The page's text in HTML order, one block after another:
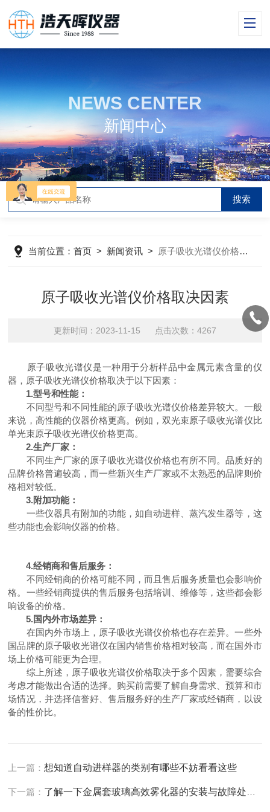
NEWS CENTER
新闻中心
当前位置：首页 > 新闻资讯 > 原子吸收光谱仪价格取决因素
原子吸收光谱仪价格取决因素
更新时间：2023-11-15 点击次数：4267
原子吸收光谱仪是一种用于分析样品中金属元素含量的仪
器，原子吸收光谱仪价格取决于以下因素：
1.型号和性能：
不同型号和不同性能的原子吸收光谱仪价格差异较大。一般
来说，高性能的仪器价格更高。例如，双光束原子吸收光谱仪比
单光束原子吸收光谱仪价格更高。
2.生产厂家：
不同生产厂家的原子吸收光谱仪价格也有所不同。品质好的
品牌价格普遍较高，而一些新兴生产厂家或不太熟悉的品牌则价
格相对较低。
3.附加功能：
一些仪器具有附加的功能，如自动进样、蒸汽发生器等，这
些功能也会影响仪器的价格。
4.经销商和售后服务：
不同经销商的价格可能不同，而且售后服务质量也会影响价
格。一些经销商提供的售后服务包括培训、维修等，这些都会影
响设备的价格。
5.国内外市场差异：
在国内外市场上，原子吸收光谱仪价格也存在差异。一些外
国品牌的原子吸收光谱仪在国内销售价格相对较高，而在国外市
场上价格可能更为合理。
综上所述，原子吸收光谱仪价格取决于多个因素，需要综合
考虑才能做出合适的选择。购买前需要了解自身需求、预算和市
场情况，并选择信誉好、售后服务好的生产厂家或经销商，以设
备的性价比。
上一篇：想知道自动进样器的类别有哪些不妨看看这些
下一篇： 了解一下金属套玻璃高效雾化器的安装与故障处理方法